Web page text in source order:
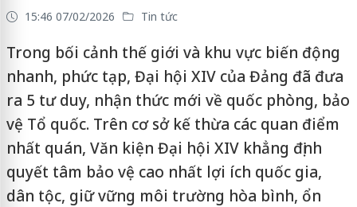
15:46 07/02/2026 Tin tức
Trong bối cảnh thế giới và khu vực biến động
nhanh, phức tạp, Đại hội XIV của Đảng đã đưa
ra 5 tư duy, nhận thức mới về quốc phòng, bảo
vệ Tổ quốc. Trên cơ sở kế thừa các quan điểm
nhất quán, Văn kiện Đại hội XIV khẳng định
quyết tâm bảo vệ cao nhất lợi ích quốc gia,
dân tộc, giữ vững môi trường hòa bình, ổn